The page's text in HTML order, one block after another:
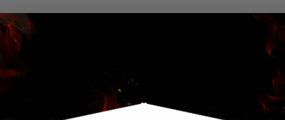
leidenschaftlicher Griller aus